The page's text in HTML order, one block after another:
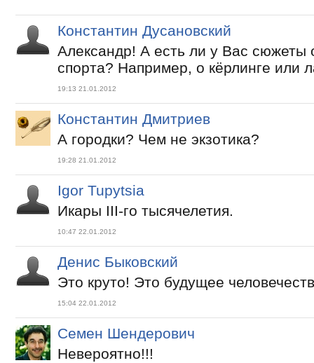
Константин Дусановский
Александр! А есть ли у Вас сюжеты
спорта? Например, о кёрлинге или
19:13 21.01.2012
Константин Дмитриев
А городки? Чем не экзотика?
19:28 21.01.2012
Igor Tupytsia
Икары ІІІ-го тысячелетия.
10:47 22.01.2012
Денис Быковский
Это круто! Это будущее
15:04 22.01.2012
Семен Шендерович
Невероятно!!!